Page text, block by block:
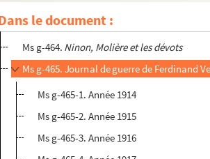
le document :
Ms g-462-(1).
Ms g-463-(1). 24 contes inédits de Jean
Ms g-464. Ninon, Molière et les dévots
Ms g-465. Journal de guerre de Ferdinand
Ms g-465-1. Année 1914
Ms g-465-2. Année 1915
Ms g-465-3. Année 1916